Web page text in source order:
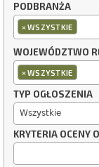
PODBRANŻA
×WSZYSTKIE
WOJEWÓDZTWO
×WSZYSTKIE
TYP OGŁOSZENIA
Wszystkie
KRYTERIA OCENY